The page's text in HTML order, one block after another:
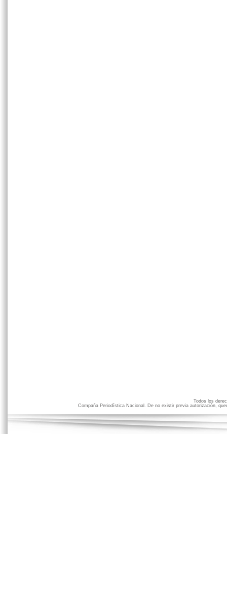
Todos los
Compaña Periodística Nacional. De no existir previa autorización,